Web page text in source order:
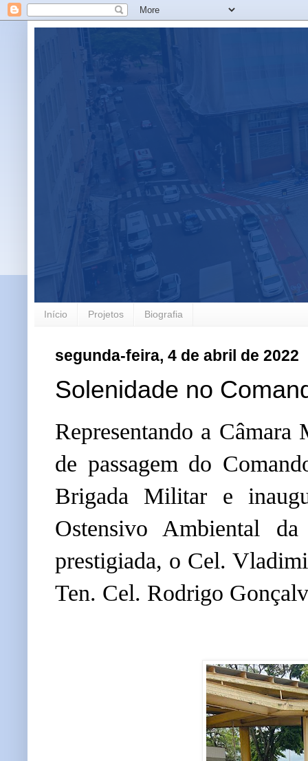
Início Projetos Biografia
segunda-feira, 4 de abril de 2022
Solenidade no
Representando a
de passagem do
Brigada Militar e
Ostensivo Ambiental
prestigiada, o Cel.
Ten. Cel. Rodrigo